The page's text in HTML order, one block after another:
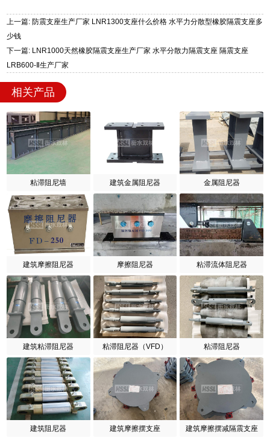
上一篇: 防震支座生产厂家 LNR1300支座什么价格 水平力分散型橡胶隔震支座多
少钱
下一篇: LNR1000天然橡胶隔震支座生产厂家 水平分散力隔震支座 隔震支座
LRB600-Ⅱ生产厂家
相关产品
粘滞阻尼墙 建筑金属阻尼器 金属阻尼器
建筑摩擦阻尼器 摩擦阻尼器 粘滞流体阻尼器
建筑粘滞阻尼器 粘滞阻尼器（VFD） 粘滞阻尼器
建筑阻尼器 建筑摩擦摆支座 建筑摩擦摆减隔震支座